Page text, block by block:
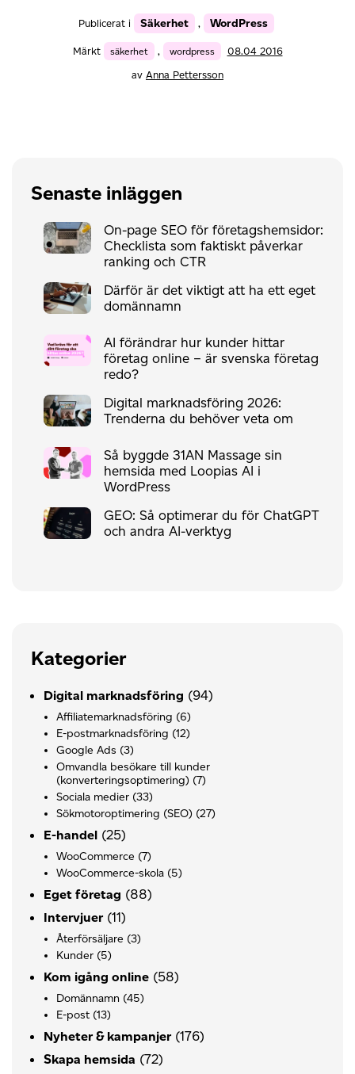
Publicerat i Säkerhet , WordPress
Märkt säkerhet , wordpress
08.04 2016
av Anna Pettersson
Senaste inläggen
On-page SEO för företagshemsidor:
Checklista som faktiskt påverkar
ranking och CTR
Därför är det viktigt att ha ett eget
domännamn
AI förändrar hur kunder hittar
företag online – är svenska företag
redo?
Digital marknadsföring 2026:
Trenderna du behöver veta om
Så byggde 31AN Massage sin
hemsida med Loopias AI i
WordPress
GEO: Så optimerar du för ChatGPT
och andra AI-verktyg
Kategorier
Digital marknadsföring (94)
Affiliatemarknadsföring (6)
E-postmarknadsföring (12)
Google Ads (3)
Omvandla besökare till kunder
(konverteringsoptimering) (7)
Sociala medier (33)
Sökmotoroptimering (SEO) (27)
E-handel (25)
WooCommerce (7)
WooCommerce-skola (5)
Eget företag (88)
Intervjuer (11)
Återförsäljare (3)
Kunder (5)
Kom igång online (58)
Domännamn (45)
E-post (13)
Nyheter & kampanjer (176)
Skapa hemsida (72)